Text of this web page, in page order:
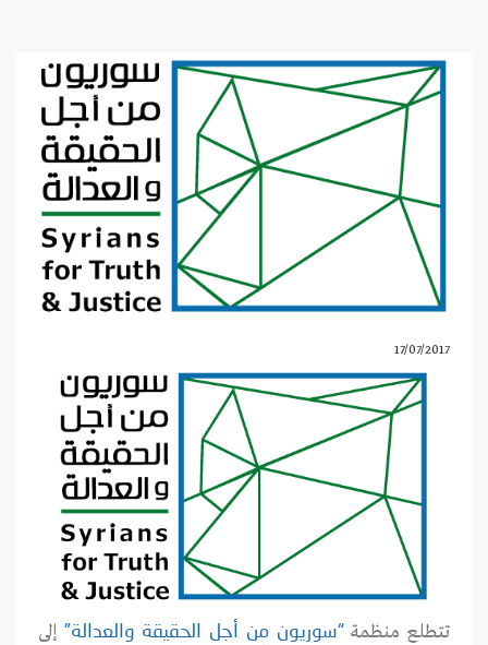
17/07/2017
تتطلع منظمة“سوريون من أجل الحقيقة والعدالة” إلى